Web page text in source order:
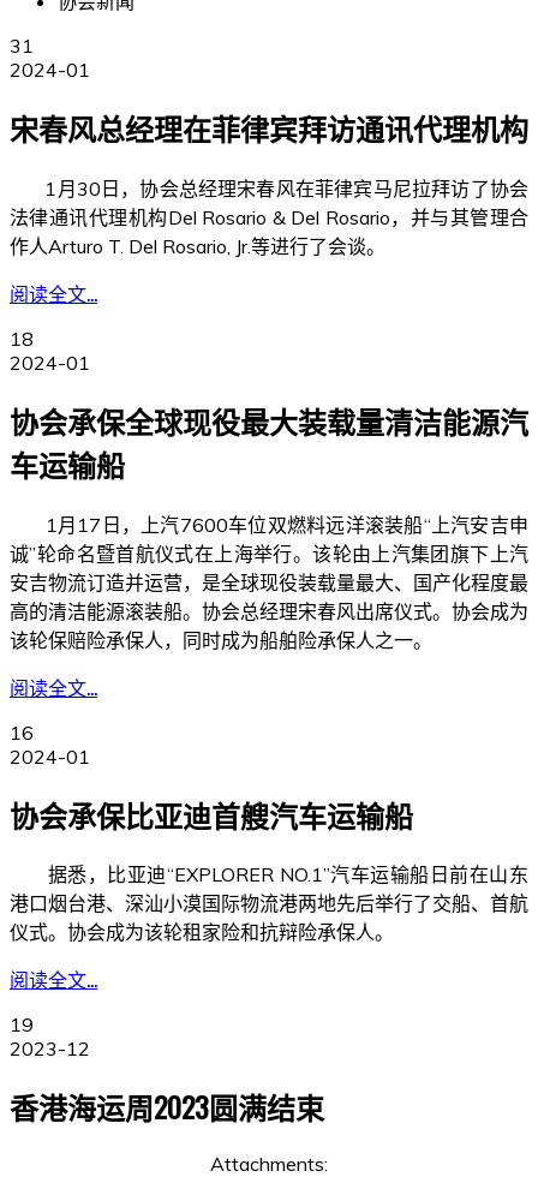
31
2024-01
宋春风总经理在菲律宾拜访通讯代理机构
1月30日，协会总经理宋春风在菲律宾马尼拉拜访了协会
法律通讯代理机构Del Rosario & Del Rosario，并与其管理合
作人Arturo T. Del Rosario, Jr.等进行了会谈。
阅读全文...
18
2024-01
协会承保全球现役最大装载量清洁能源汽
车运输船
1月17日，上汽7600车位双燃料远洋滚装船“上汽安吉申
诚”轮命名暨首航仪式在上海举行。该轮由上汽集团旗下上汽
安吉物流订造并运营，是全球现役装载量最大、国产化程度最
高的清洁能源滚装船。协会总经理宋春风出席仪式。协会成为
该轮保赔险承保人，同时成为船舶险承保人之一。
阅读全文...
16
2024-01
协会承保比亚迪首艘汽车运输船
据悉，比亚迪“EXPLORER NO.1”汽车运输船日前在山东
港口烟台港、深汕小漠国际物流港两地先后举行了交船、首航
仪式。协会成为该轮租家险和抗辩险承保人。
阅读全文...
19
2023-12
香港海运周2023圆满结束
Attachments: